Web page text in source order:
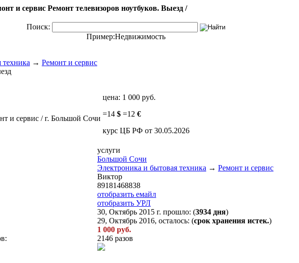
и сервис Ремонт телевизоров ноутбуков. Выезд /
Поиск:
Пример:Недвижимость
→ Ремонт и сервис
и сервис / г. Большой Сочи
цена: 1 000 руб.
=14 $ =12 €
курс ЦБ РФ от 30.05.2026
услуги
Большой Сочи
Электроника и бытовая техника → Ремонт и сервис
Виктор
89181468838
отобразить емайл
отобразить УРЛ
30, Октябрь 2015 г. прошло: (3934 дня)
29, Октябрь 2016, осталось: (срок хранения истек.)
1 000 руб.
2146 разов